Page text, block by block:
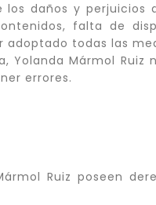
daños y
falta de
todas las
Mármol
errores.
Ruiz poseen